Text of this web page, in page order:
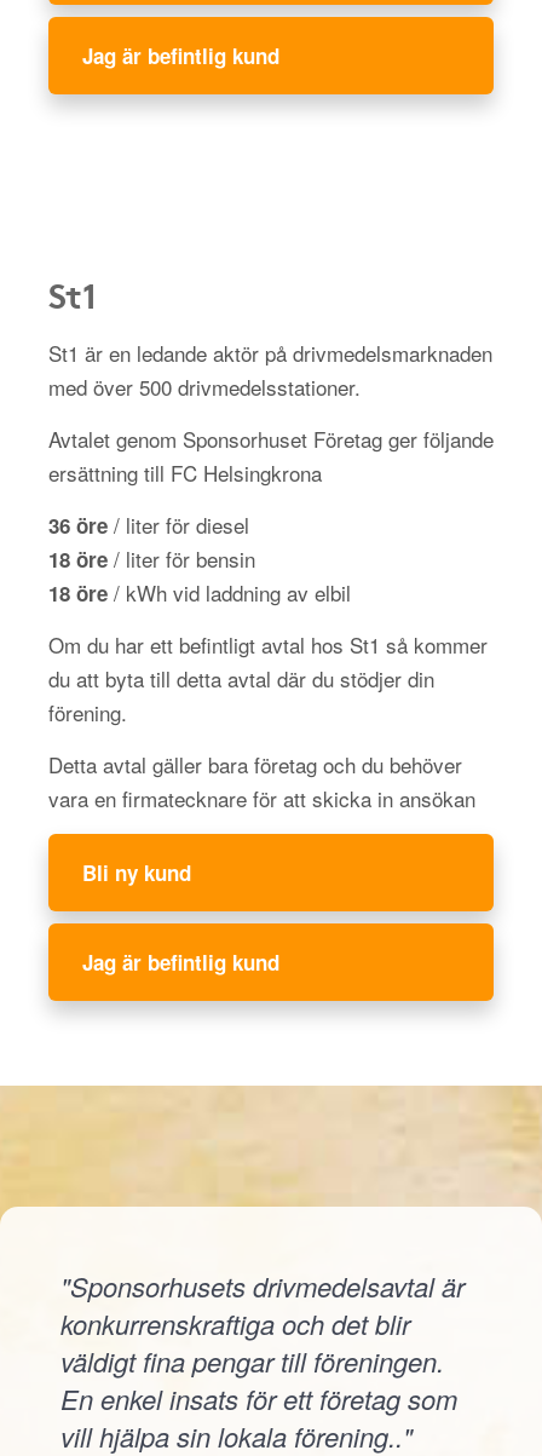
Jag är befintlig kund
St1
St1 är en ledande aktör på drivmedelsmarknaden
med över 500 drivmedelsstationer.
Avtalet genom Sponsorhuset Företag ger följande
ersättning till FC Helsingkrona
36 öre / liter för diesel
18 öre / liter för bensin
18 öre / kWh vid laddning av elbil
Om du har ett befintligt avtal hos St1 så kommer
du att byta till detta avtal där du stödjer din
förening.
Detta avtal gäller bara företag och du behöver
vara en firmatecknare för att skicka in ansökan
Bli ny kund
Jag är befintlig kund
"Sponsorhusets drivmedelsavtal är
konkurrenskraftiga och det blir
väldigt fina pengar till föreningen.
En enkel insats för ett företag som
vill hjälpa sin lokala förening.."